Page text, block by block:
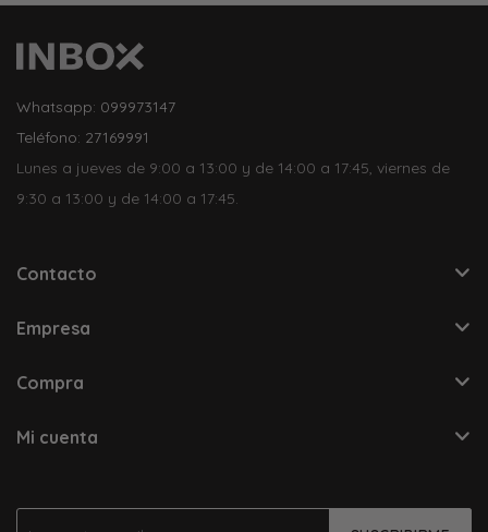
Whatsapp: 099973147
Teléfono: 27169991
Lunes a jueves de 9:00 a 13:00 y de 14:00 a 17:45, viernes de
9:30 a 13:00 y de 14:00 a 17:45.
Contacto
Empresa
Compra
Mi cuenta